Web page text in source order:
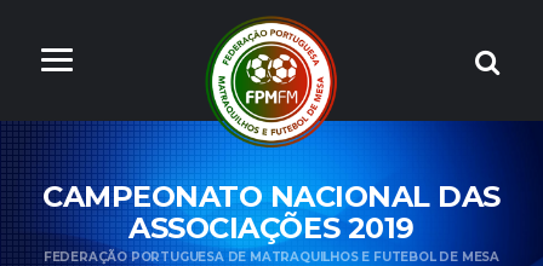
CAMPEONATO NACIONAL DAS
ASSOCIAÇÕES 2019
FEDERAÇÃO PORTUGUESA DE MATRAQUILHOS E FUTEBOL DE MESA